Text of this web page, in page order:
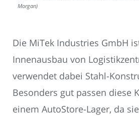
Morgan)
Die MiTek Industries GmbH
Innenausbau von
verwendet dabei Stahl-
Besonders gut passen diese
einem AutoStore-Lager, da